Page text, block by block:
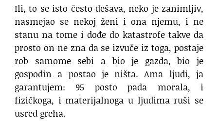
Ili, to se isto često dešava, neko je zanimljiv,
nasmejao se nekoj ženi i ona njemu, i ne
stanu na tome i dođe do katastrofe takve da
prosto on ne zna da se izvuče iz toga, postaje
rob samome sebi a bio je gazda, bio je
gospodin a postao je ništa. Ama ljudi, ja
garantujem: 95 posto pada morala, i
fizičkoga, i materijalnoga u ljudima ruši se
usred greha.